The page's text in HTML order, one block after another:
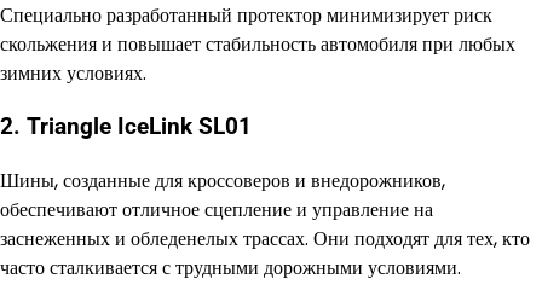
Специально разработанный протектор минимизирует риск
скольжения и повышает стабильность автомобиля при любых
зимних условиях.
2. Triangle IceLink SL01
Шины, созданные для кроссоверов и внедорожников,
обеспечивают отличное сцепление и управление на
заснеженных и обледенелых трассах. Они подходят для тех, кто
часто сталкивается с трудными дорожными условиями.